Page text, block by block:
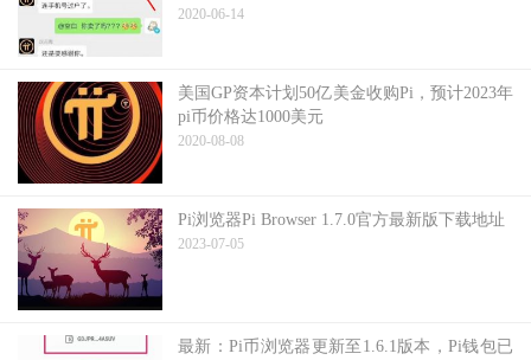
2020-06-14
美国GP资本计划50亿美金收购Pi，预计2023年
pi币价格达1000美元
2020-08-08
Pi浏览器Pi Browser 1.7.0官方最新版下载地址
2023-07-05
最新：Pi币浏览器更新至1.6.1版本，Pi钱包已